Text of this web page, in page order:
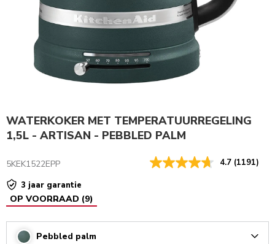
WATERKOKER MET TEMPERATUURREGELING
1,5L - ARTISAN - PEBBLED PALM
5KEK1522EPP 4.7 (1191)
3 jaar garantie
OP VOORRAAD (9)
Pebbled palm